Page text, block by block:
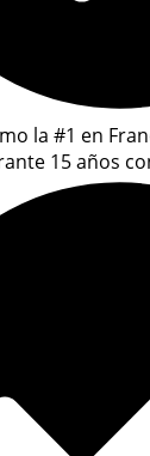
la #1 en
15 años